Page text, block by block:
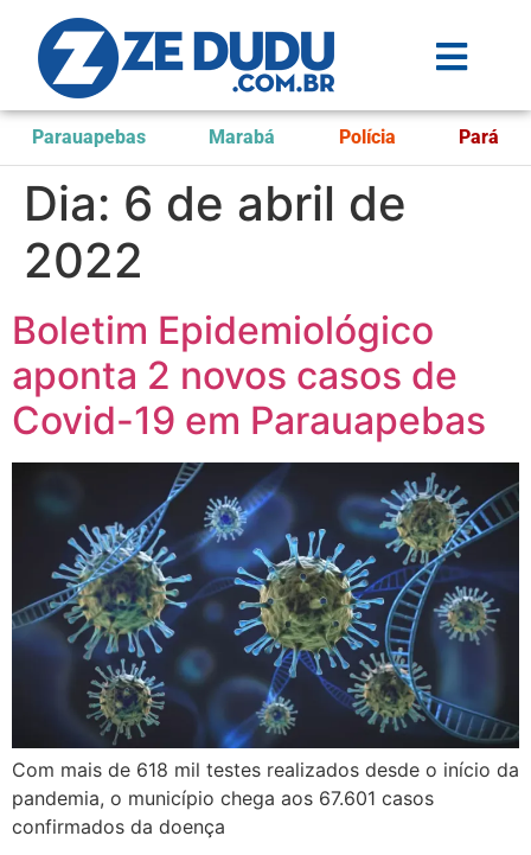
Parauapebas Marabá Polícia Pará
Dia: 6 de abril de
2022
Boletim Epidemiológico
aponta 2 novos casos de
Covid-19 em Parauapebas
Com mais de 618 mil testes realizados desde o início da
pandemia, o município chega aos 67.601 casos
confirmados da doença